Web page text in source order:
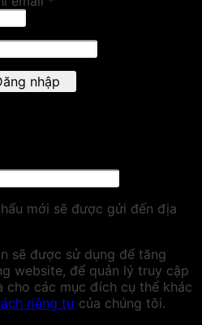
nhập
mới sẽ được gửi đến địa
sẽ được sử dụng để tăng
website, để quản lý truy cập
cho các mục đích cụ thể khác
riêng tưcủa chúng tôi.